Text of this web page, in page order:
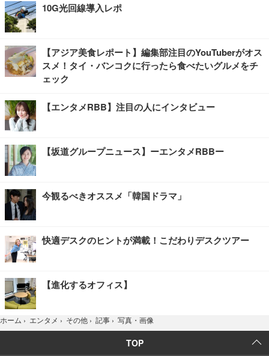
10G光回線導入レポ
【アジア美食レポート】編集部注目のYouTuberがオス
スメ！タイ・バンコクに行ったら食べたいグルメをチ
ェック
【エンタメRBB】注目の人にインタビュー
【坂道グループニュース】ーエンタメRBBー
今観るべきオススメ「韓国ドラマ」
快適デスクのヒントが満載！こだわりデスクツアー
【進化するオフィス】
ホーム › エンタメ › その他 › 記事 › 写真・画像
TOP